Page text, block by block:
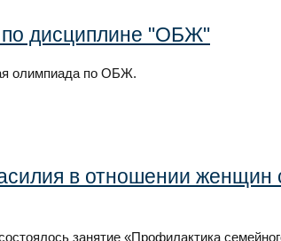
по дисциплине "ОБЖ"
олимпиада по ОБЖ.
в отношении женщин
занятие «Профилактика